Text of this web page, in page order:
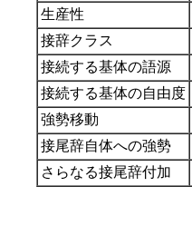
生産性
接辞クラス
接続する基体の語源
接続する基体の自由度
強勢移動
接尾辞自体への強勢
さらなる接尾辞付加